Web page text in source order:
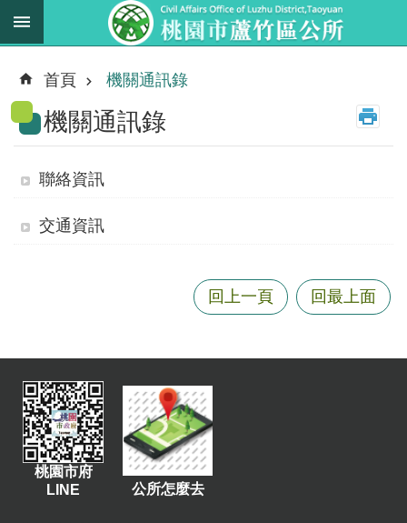
跳到主要內容區塊
新
消
息
務
掌
階
搜
尋
首頁 機關通訊錄
機關通訊錄
聯絡資訊
交通資訊
回上一頁 回最上面
桃園市府
LINE
公所怎麼去